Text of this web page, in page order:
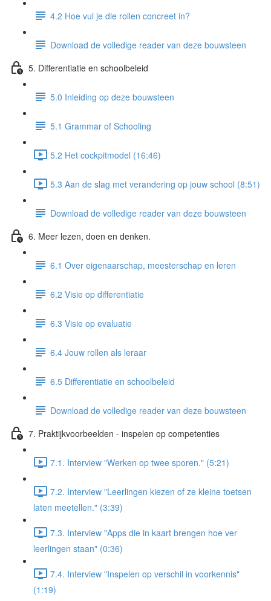
4.2 Hoe vul je die rollen concreet in?
Download de volledige reader van deze bouwsteen
5. Differentiatie en schoolbeleid
5.0 Inleiding op deze bouwsteen
5.1 Grammar of Schooling
5.2 Het cockpitmodel (16:46)
5.3 Aan de slag met verandering op jouw school (8:51)
Download de volledige reader van deze bouwsteen
6. Meer lezen, doen en denken.
6.1 Over eigenaarschap, meesterschap en leren
6.2 Visie op differentiatie
6.3 Visie op evaluatie
6.4 Jouw rollen als leraar
6.5 Differentiatie en schoolbeleid
Download de volledige reader van deze bouwsteen
7. Praktijkvoorbeelden - inspelen op competenties
7.1. Interview "Werken op twee sporen." (5:21)
7.2. Interview "Leerlingen kiezen of ze kleine toetsen
laten meetellen." (3:39)
7.3. Interview "Apps die in kaart brengen hoe ver
leerlingen staan" (0:36)
7.4. Interview "Inspelen op verschil in voorkennis"
(1:19)